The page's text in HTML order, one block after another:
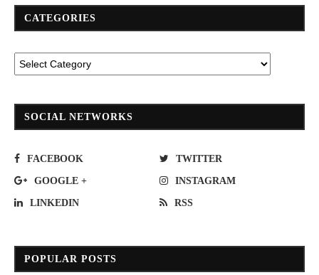
CATEGORIES
SOCIAL NETWORKS
FACEBOOK TWITTER
GOOGLE + INSTAGRAM
LINKEDIN RSS
POPULAR POSTS